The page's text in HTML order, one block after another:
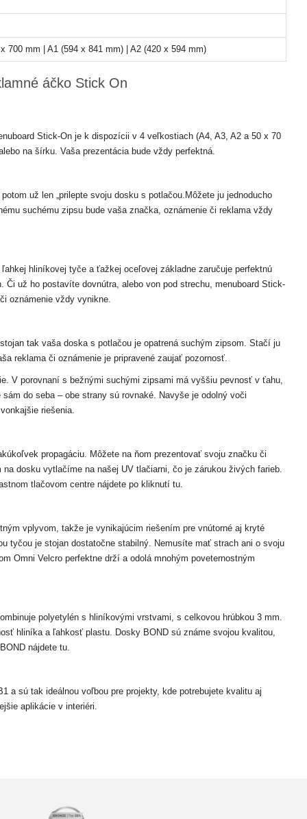
700 mm | A1 (594 x 841 mm) | A2 (420 x 594 mm)
áčko Stick On
Stick-On je k dispozícii v 4 veľkostiach (A4, A3, A2 a 50 x 70
na šírku. Vaša prezentácia bude vždy perfektná.
už len „prilepte svoju dosku s potlačou.Môžete ju jednoducho
suchému zipsu bude vaša značka, oznámenie či reklama vždy
hliníkovej tyče a ťažkej oceľovej základne zaručuje perfektnú
už ho postavíte dovnútra, alebo von pod strechu, menuboard Stick-
oznámenie vždy vynikne.
tak vaša doska s potlačou je opatrená suchým zipsom. Stačí ju
reklama či oznámenie je pripravené zaujať pozornosť.
V porovnaní s bežnými suchými zipsami má vyššiu pevnosť v ťahu,
do seba – obe strany sú rovnaké. Navyše je odolný voči
riešenia.
propagáciu. Môžete na ňom prezentovať svoju značku či
dosku vytlačíme na našej UV tlačiarni, čo je zárukou živých farieb.
tlačovom centre nájdete po kliknutí tu.
vplyvom, takže je vynikajúcim riešením pre vnútorné aj kryté
tyčou je stojan dostatočne stabilný. Nemusíte mať strach ani o svoju
Omni Velcro perfektne drží a odolá mnohým poveternostným
polyetylén s hliníkovými vrstvami, s celkovou hrúbkou 3 mm.
hliníka a ľahkosť plastu. Dosky BOND sú známe svojou kvalitou,
nájdete tu.
a sú tak ideálnou voľbou pre projekty, kde potrebujete kvalitu aj
aplikácie v interiéri.